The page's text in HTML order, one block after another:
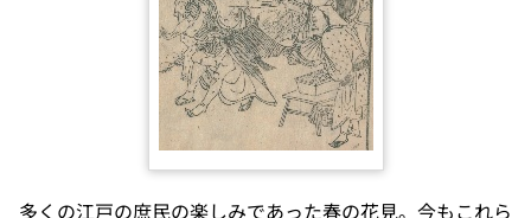
多くの江戸の庶民の楽しみであった春の花見。今もこれら